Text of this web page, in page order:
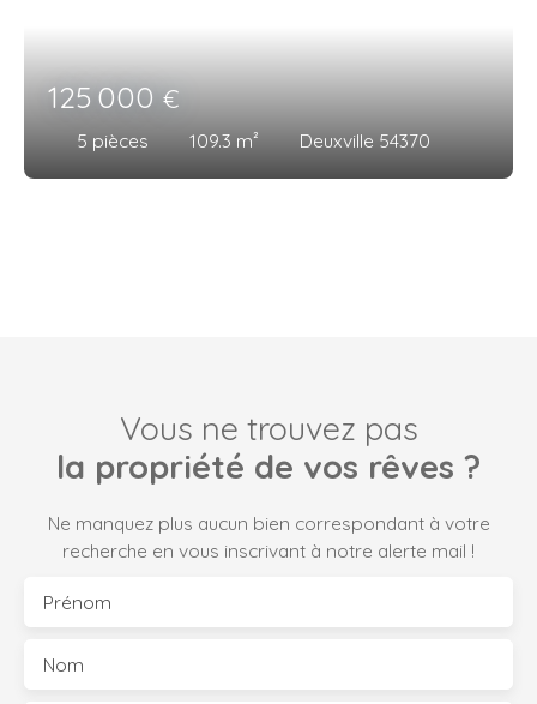
125 000€
5 pièces 109.3 m² Deuxville 54370
Vous ne trouvez pas
la propriété de vos rêves ?
Ne manquez plus aucun bien correspondant à votre
recherche en vous inscrivant à notre alerte mail !
Prénom
Nom